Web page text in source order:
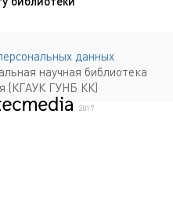
данных
научная библиотека
(КГАУК ГУНБ КК)
КОМПАНИЯ ИНТЕКМЕДИА
2017